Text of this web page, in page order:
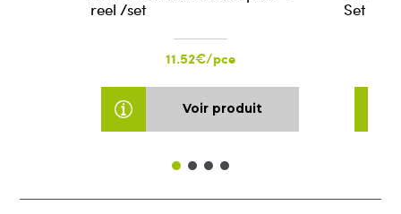
reel /set
11.52€/pce
Voir produit
Set